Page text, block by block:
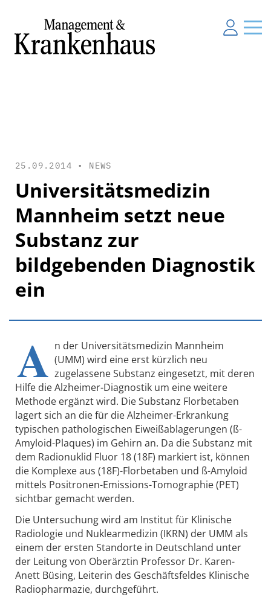
25.09.2014 • NEWS
Universitätsmedizin
Mannheim setzt neue
Substanz zur
bildgebenden Diagnostik
ein
A n der Universitätsmedizin Mannheim
(UMM) wird eine erst kürzlich neu
zugelassene Substanz eingesetzt, mit deren
Hilfe die Alzheimer-Diagnostik um eine weitere
Methode ergänzt wird. Die Substanz Florbetaben
lagert sich an die für die Alzheimer-Erkrankung
typischen pathologischen Eiweißablagerungen (ß-
Amyloid-Plaques) im Gehirn an. Da die Substanz mit
dem Radionuklid Fluor 18 (18F) markiert ist, können
die Komplexe aus (18F)-Florbetaben und ß-Amyloid
mittels Positronen-Emissions-Tomographie (PET)
sichtbar gemacht werden.
Die Untersuchung wird am Institut für Klinische
Radiologie und Nuklearmedizin (IKRN) der UMM als
einem der ersten Standorte in Deutschland unter
der Leitung von Oberärztin Professor Dr. Karen-
Anett Büsing, Leiterin des Geschäftsfeldes Klinische
Radiopharmazie, durchgeführt.